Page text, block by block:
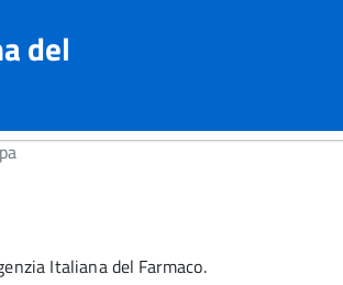
del
Italiana del Farmaco.